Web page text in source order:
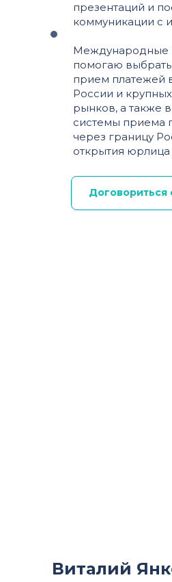
презентаций и
коммуникации с
Международные
помогаю выбрать
прием платежей
России и
рынков, а также
системы приема
через границу
открытия
Договориться
Виталий